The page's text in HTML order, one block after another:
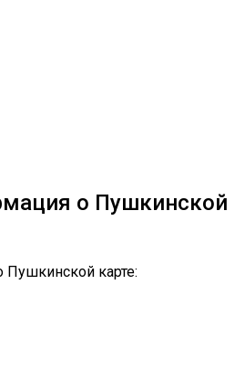
о Пушкинской
карте: